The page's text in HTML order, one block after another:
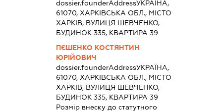
dossier.founderAddressУКРАЇНА,
61070, ХАРКІВСЬКА ОБЛ., МІСТО
ХАРКІВ, ВУЛИЦЯ ШЕВЧЕНКО,
БУДИНОК 335, КВАРТИРА 39
ПЄШЕНКО КОСТЯНТИН
ЮРІЙОВИЧ
dossier.founderAddressУКРАЇНА,
61070, ХАРКІВСЬКА ОБЛ., МІСТО
ХАРКІВ, ВУЛИЦЯ ШЕВЧЕНКО,
БУДИНОК 335, КВАРТИРА 39
Розмір внеску до статутного